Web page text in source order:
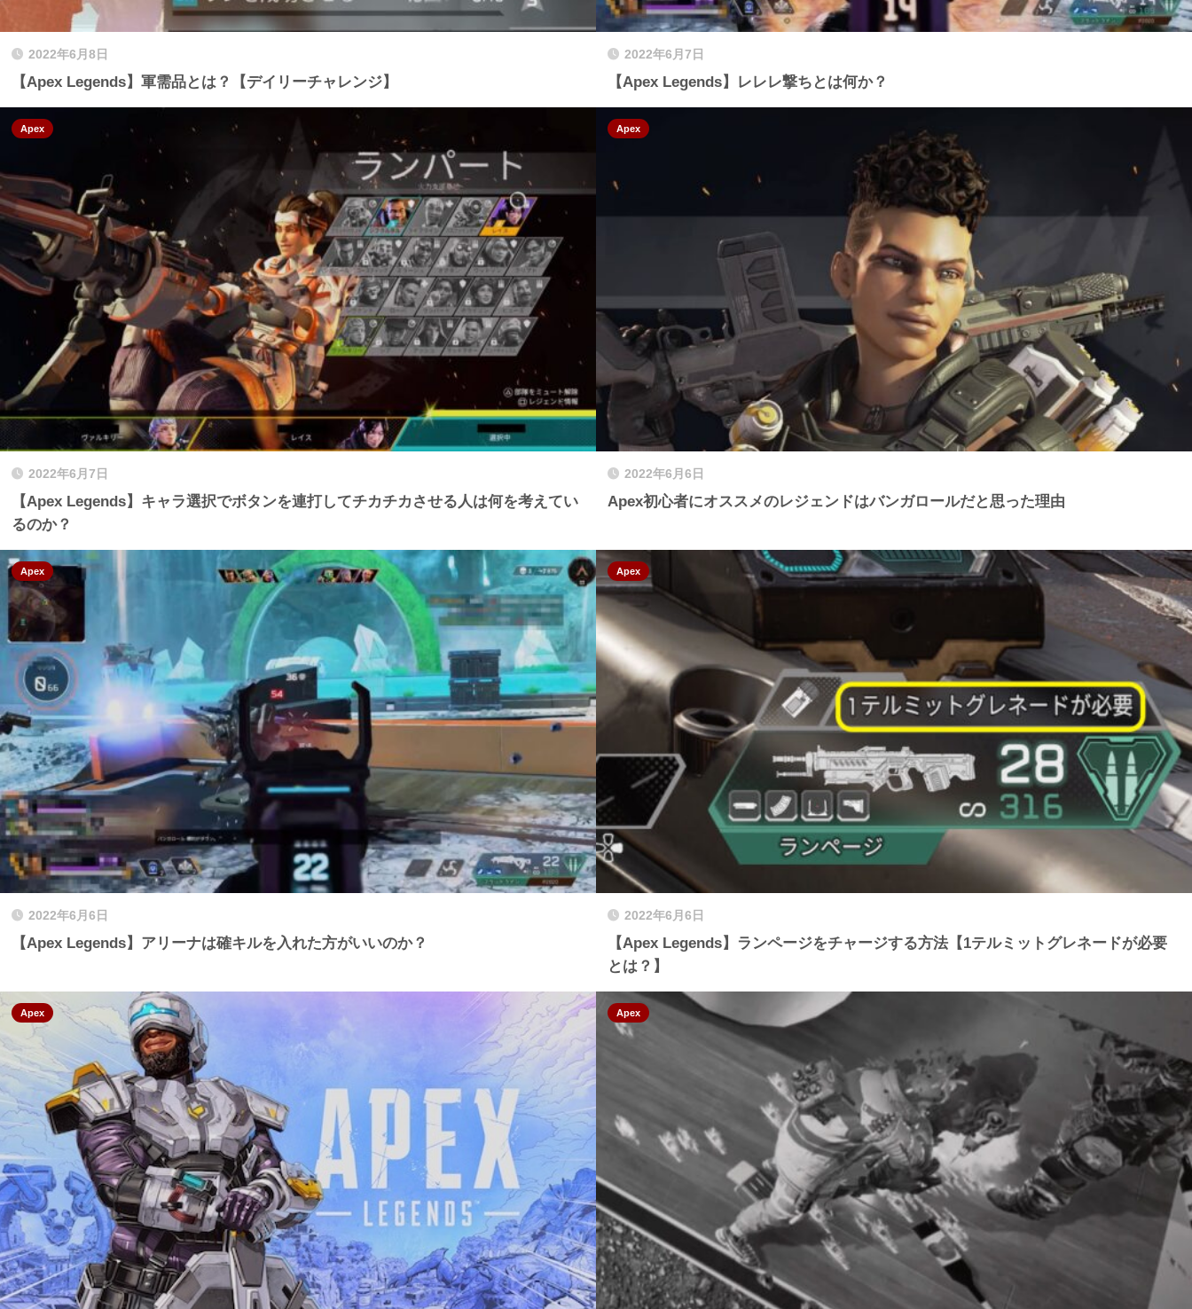
2022年6月8日
【Apex Legends】軍需品とは？【デイリーチャレンジ】
2022年6月7日
【Apex Legends】レレレ撃ちとは何か？
2022年6月7日
【Apex Legends】キャラ選択でボタンを連打してチカチカさせる人は何を考えてい
るのか？
Apex
2022年6月6日
Apex初心者にオススメのレジェンドはバンガロールだと思った理由
Apex
2022年6月6日
【Apex Legends】アリーナは確キルを入れた方がいいのか？
Apex
2022年6月6日
【Apex Legends】ランページをチャージする方法【1テルミットグレネードが必要
とは？】
Apex
Apex Apex